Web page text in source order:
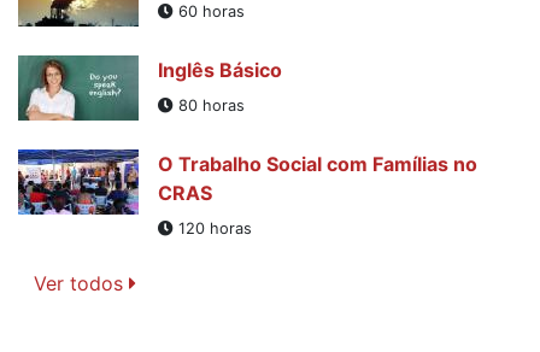
60 horas
Inglês Básico
80 horas
O Trabalho Social com Famílias no
CRAS
120 horas
Ver todos